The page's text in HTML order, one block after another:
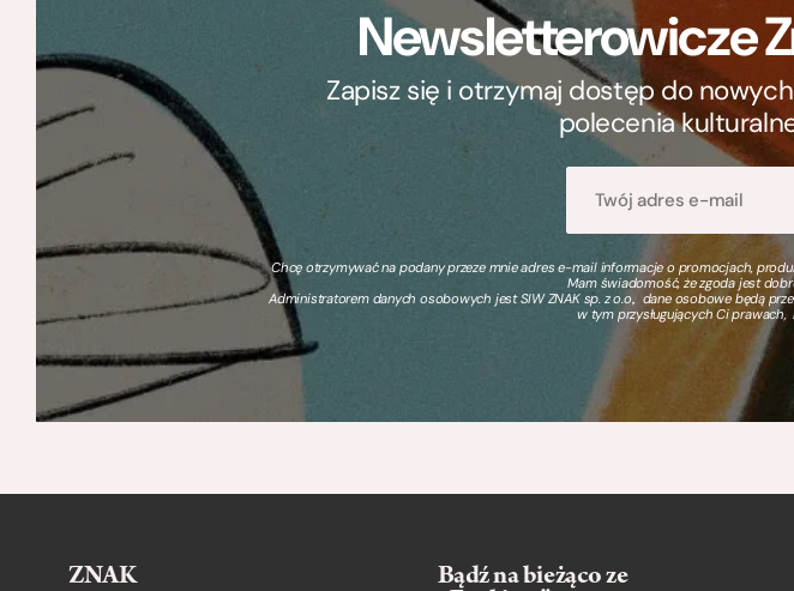
Newsletterowicze
Zapisz się i otrzymaj dostęp do
polecenia
Chcę otrzymywać na podany przeze mnie adres e-mail informacje o promocjach,
Mam świadomość, że zgoda jest
Administratorem danych osobowych jest SIW ZNAK sp. z o.o., dane osobowe będą
w tym przysługujących Ci prawach,
ZNAK
Bądź na bieżąco ze